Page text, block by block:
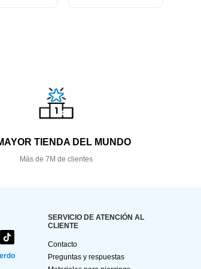
TIENDA DEL MUNDO
Más de 7M de clientes
SERVICIO DE ATENCIÓN AL
CLIENTE
Contacto
Preguntas y respuestas